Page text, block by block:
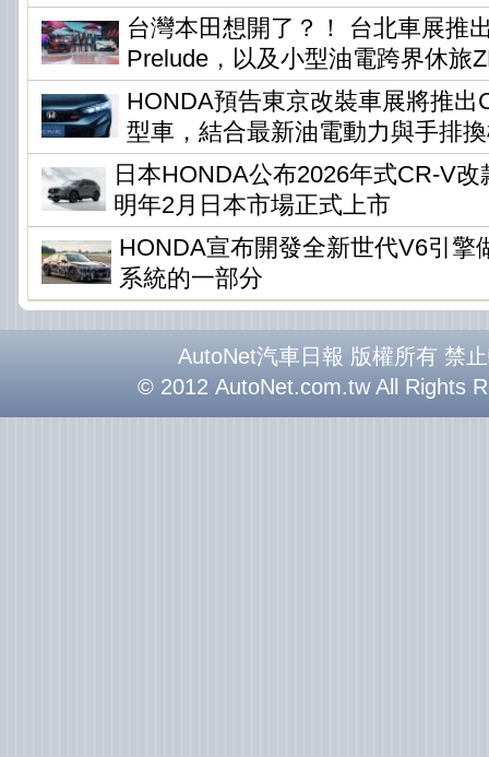
台灣本田想開了？！ 台北車展推
Prelude，以及小型油電跨界休旅
HONDA預告東京改裝車展將推出
型車，結合最新油電動力與手排
日本HONDA公布2026年式CR-V
明年2月日本市場正式上市
HONDA宣布開發全新世代V6引擎
系統的一部分
AutoNet汽車日報 版權所有 禁
© 2012 AutoNet.com.tw All Rights